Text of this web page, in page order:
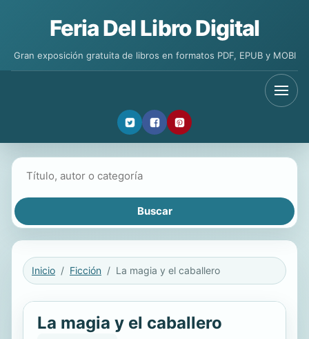
Feria Del Libro Digital
Gran exposición gratuita de libros en formatos PDF, EPUB y MOBI
Inicio Ficción La magia y el caballero
La magia y el caballero